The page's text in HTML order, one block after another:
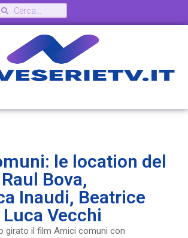
le location del
Bova,
Inaudi, Beatrice
Vecchi
girato il film Amici comuni con